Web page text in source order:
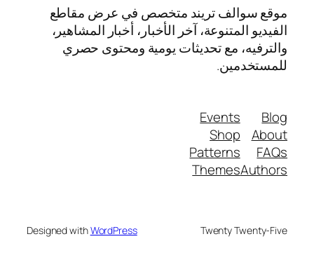
موقع سوالف تريند متخصص في عرض مقاطع
الفيديو المتنوعة، آخر الأخبار، أخبار المشاهير،
والترفيه، مع تحديثات يومية ومحتوى حصري
للمستخدمين.
Blog
About
FAQs
Authors
Events
Shop
Patterns
Themes
Twenty Twenty-Five
Designed withWordPress